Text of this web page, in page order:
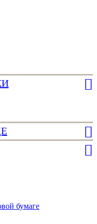
бумаге